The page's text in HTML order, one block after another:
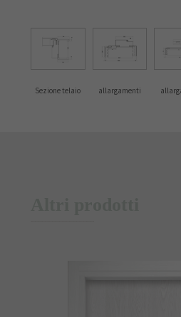
Sezione telaio allargamenti